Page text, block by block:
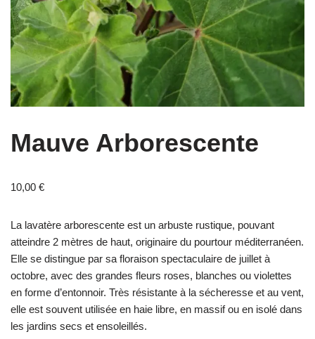
Mauve Arborescente
10,00 €
La lavatère arborescente est un arbuste rustique, pouvant
atteindre 2 mètres de haut, originaire du pourtour méditerranéen.
Elle se distingue par sa floraison spectaculaire de juillet à
octobre, avec des grandes fleurs roses, blanches ou violettes
en forme d’entonnoir. Très résistante à la sécheresse et au vent,
elle est souvent utilisée en haie libre, en massif ou en isolé dans
les jardins secs et ensoleillés.